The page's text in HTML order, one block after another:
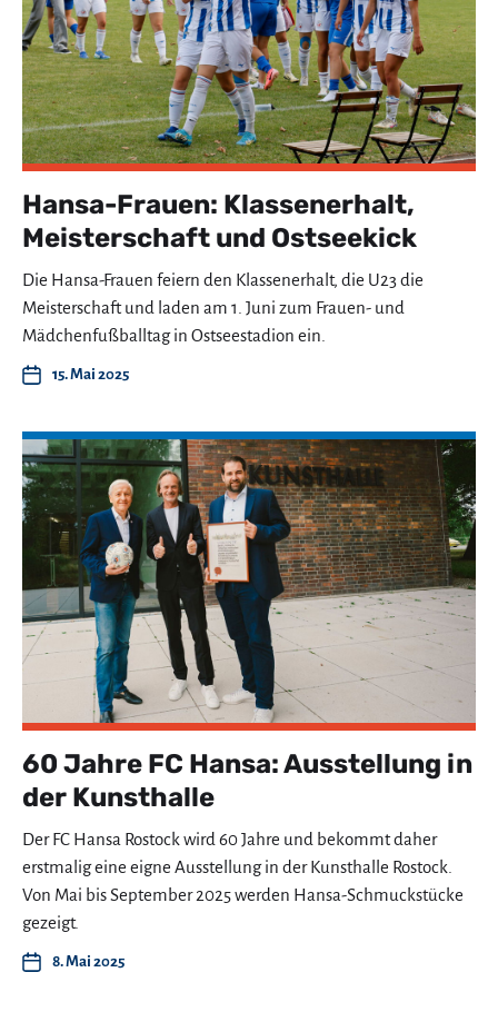
Hansa-Frauen: Klassenerhalt,
Meisterschaft und Ostseekick
Die Hansa-Frauen feiern den Klassenerhalt, die U23 die
Meisterschaft und laden am 1. Juni zum Frauen- und
Mädchenfußballtag in Ostseestadion ein.
15. Mai 2025
60 Jahre FC Hansa: Ausstellung in
der Kunsthalle
Der FC Hansa Rostock wird 60 Jahre und bekommt daher
erstmalig eine eigne Ausstellung in der Kunsthalle Rostock.
Von Mai bis September 2025 werden Hansa-Schmuckstücke
gezeigt.
8. Mai 2025